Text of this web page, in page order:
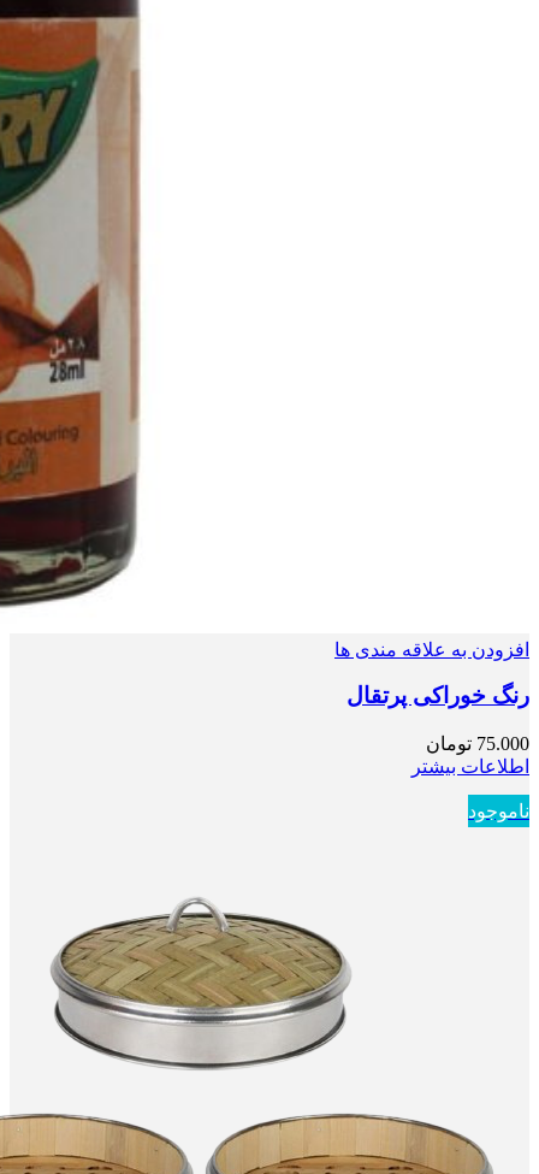
افزودن به علاقه مندی ها
رنگ خوراکی پرتقال
75.000 تومان
اطلاعات بیشتر
ناموجود